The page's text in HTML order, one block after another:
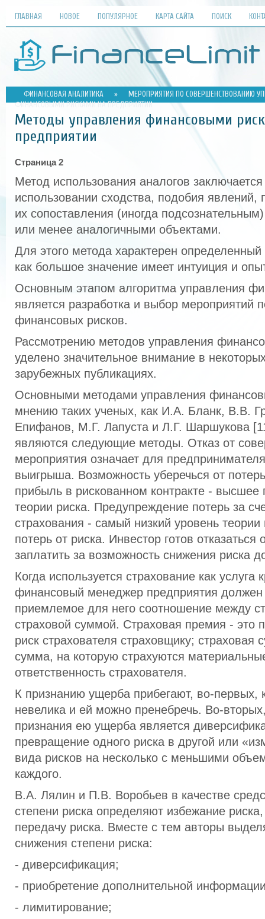
ГЛАВНАЯ НОВОЕ ПОПУЛЯРНОЕ КАРТА САЙТА ПОИСК
ФИНАНСОВАЯ АНАЛИТИКА »
МЕРОПРИЯТИЯ ПО СОВЕРШЕНСТВОВАНИЮ
ФИНАНСОВЫМИ РИСКАМИ НА ПРЕДПРИЯТИИ
Методы управления финансовыми
предприятии
Страница 2
Метод использования аналогов
использовании сходства, подобия явлений,
их сопоставления (иногда
или менее аналогичными объектами.
Для этого метода характерен определенный
как большое значение имеет интуиция и
Основным этапом алгоритма управления
является разработка и выбор мероприятий
финансовых рисков.
Рассмотрению методов управления
уделено значительное внимание в
зарубежных публикациях.
Основными методами управления
мнению таких ученых, как И.А. Бланк, В.В.
Епифанов, М.Г. Лапуста и Л.Г. Шаршукова
являются следующие методы. Отказ от
мероприятия означает для
выигрыша. Возможность уберечься от
прибыль в рискованном контракте - высшее
теории риска. Предупреждение потерь за
страхования - самый низкий уровень
потерь от риска. Инвестор готов отказаться
заплатить за возможность снижения риска
Когда используется страхование как услуга
финансовый менеджер предприятия должен
приемлемое для него соотношение между
страховой суммой. Страховая премия - это
риск страхователя страховщику; страховая
сумма, на которую страхуются
ответственность страхователя.
К признанию ущерба прибегают, во-первых,
невелика и ей можно пренебречь. Во-
признания ею ущерба является
превращение одного риска в другой или
вида рисков на несколько с меньшими
каждого.
В.А. Лялин и П.В. Воробьев в качестве
степени риска определяют избежание
передачу риска. Вместе с тем авторы
снижения степени риска:
- диверсификация;
- приобретение дополнительной
- лимитирование;